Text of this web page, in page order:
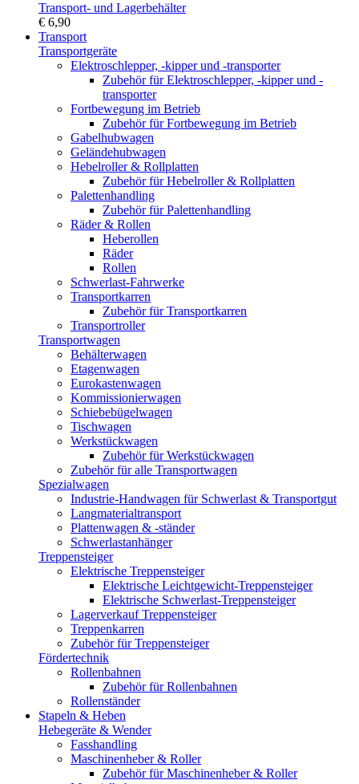
Transport- und Lagerbehälter
€ 6,90
Transport
Transportgeräte
Elektroschlepper, -kipper und -transporter
Zubehör für Elektroschlepper, -kipper und -
transporter
Fortbewegung im Betrieb
Zubehör für Fortbewegung im Betrieb
Gabelhubwagen
Geländehubwagen
Hebelroller & Rollplatten
Zubehör für Hebelroller & Rollplatten
Palettenhandling
Zubehör für Palettenhandling
Räder & Rollen
Heberollen
Räder
Rollen
Schwerlast-Fahrwerke
Transportkarren
Zubehör für Transportkarren
Transportroller
Transportwagen
Behälterwagen
Etagenwagen
Eurokastenwagen
Kommissionierwagen
Schiebebügelwagen
Tischwagen
Werkstückwagen
Zubehör für Werkstückwagen
Zubehör für alle Transportwagen
Spezialwagen
Industrie-Handwagen für Schwerlast & Transportgut
Langmaterialtransport
Plattenwagen & -ständer
Schwerlastanhänger
Treppensteiger
Elektrische Treppensteiger
Elektrische Leichtgewicht-Treppensteiger
Elektrische Schwerlast-Treppensteiger
Lagerverkauf Treppensteiger
Treppenkarren
Zubehör für Treppensteiger
Fördertechnik
Rollenbahnen
Zubehör für Rollenbahnen
Rollenständer
Stapeln & Heben
Hebegeräte & Wender
Fasshandling
Maschinenheber & Roller
Zubehör für Maschinenheber & Roller